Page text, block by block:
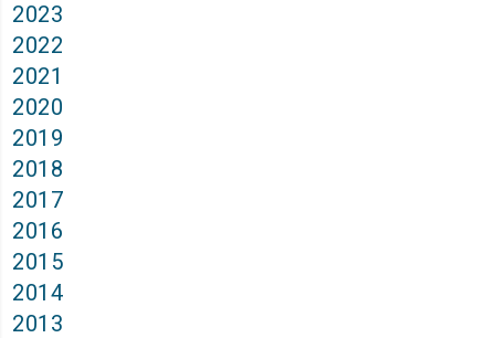
2023
2022
2021
2020
2019
2018
2017
2016
2015
2014
2013